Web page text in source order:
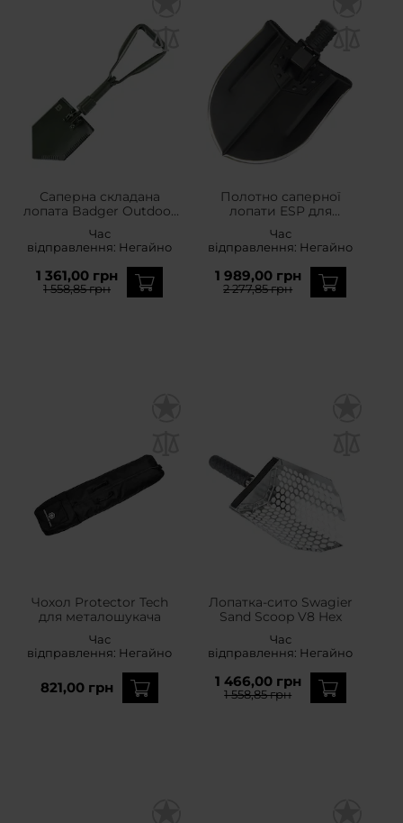
Саперна складана
лопата Badger Outdoor
Entrenching Tool - Olive
Час
відправлення: Негайно
1 361,00 грн
1 558,85 грн
Полотно саперної
лопати ESP для
Час
відправлення: Негайно
1 989,00 грн
2 277,85 грн
Чохол Protector Tech
для металошукача
Час
відправлення: Негайно
821,00 грн
Лопатка-сито Swagier
Sand Scoop V8 Hex
Час
відправлення: Негайно
1 466,00 грн
1 558,85 грн